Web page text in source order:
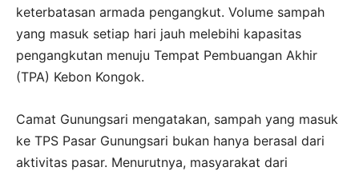
keterbatasan armada pengangkut. Volume sampah
yang masuk setiap hari jauh melebihi kapasitas
pengangkutan menuju Tempat Pembuangan Akhir
(TPA) Kebon Kongok.
Camat Gunungsari mengatakan, sampah yang masuk
ke TPS Pasar Gunungsari bukan hanya berasal dari
aktivitas pasar. Menurutnya, masyarakat dari